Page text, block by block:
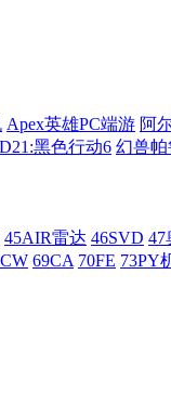
Apex英雄PC端游 阿
黑色行动6 幻兽帕
45AIR雷达 46SVD 47
69CA 70FE 73PY